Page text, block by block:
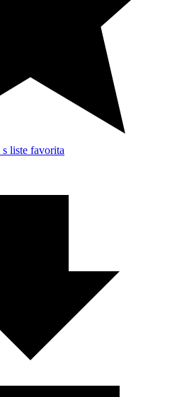
liste favorita